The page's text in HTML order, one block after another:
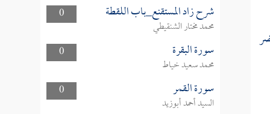
0 شرح زاد المستقنع_باب اللقطة
محمد مختار الشنقيطي
0
سورة البقرة
محمد سعيد خياط
0
سورة القمر
السيد أحمد أبوزيد